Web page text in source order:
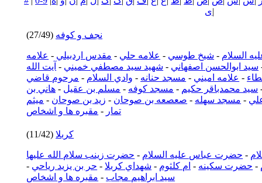
|ی
نجف و كوفه (27/49)
السلام - شيخ طوسي - علامه حلي - مقدس اردبيلي - علامه
سيد ابوالحسن اصفهاني - شهيد سيد مصطفي خميني - آيت الله
- علامه اميني - مسجد حنانه - وادي السلام - مرحوم قاضي
سيد محمدباقر حكيم - مسجد كوفه - مسلم بن عقيل - هاني بن
- مسجد سهله - صعصعه بن صوحان - زيد بن صوحان - ميثم
تمار - مقبره ها و اشخاص
كربلا (11/42)
- حضرت عباس عليه السلام - حضرت زينب سلام الله عليها
- حضرت سكينه - ام كلثوم - شهداي كربلا- حر بن يزيد رياحي -
سيد ابراهيم مجاب - مقبره ها و اشخاص